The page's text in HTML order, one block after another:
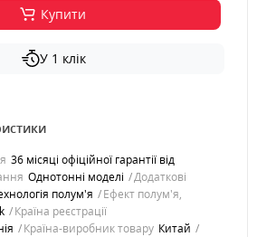
Купити
У 1 клік
36 місяці офіційної гарантії від
Однотонні моделі
Додаткові
полум'я
Ефект полум'я,
Країна реєстрації
Країна-виробник товару Китай